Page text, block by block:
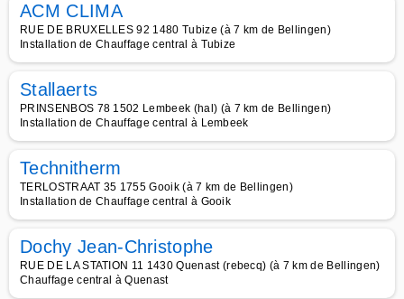
ACM CLIMA
RUE DE BRUXELLES 92 1480 Tubize (à 7 km de Bellingen)
Installation de Chauffage central à Tubize
Stallaerts
PRINSENBOS 78 1502 Lembeek (hal) (à 7 km de Bellingen)
Installation de Chauffage central à Lembeek
Technitherm
TERLOSTRAAT 35 1755 Gooik (à 7 km de Bellingen)
Installation de Chauffage central à Gooik
Dochy Jean-Christophe
RUE DE LA STATION 11 1430 Quenast (rebecq) (à 7 km de Bellingen)
Chauffage central à Quenast